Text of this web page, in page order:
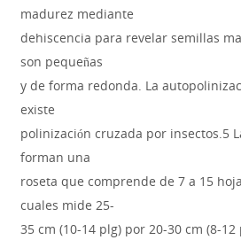
madurez mediante
dehiscencia para revelar semillas
son pequeñas
y de forma redonda. La
existe
polinización cruzada por insectos.5
forman una
roseta que comprende de 7 a 15
cuales mide 25-
35 cm (10-14 plg) por 20-30 cm (8-